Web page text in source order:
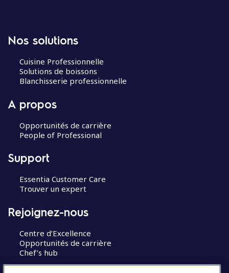
Nos solutions
Cuisine Professionnelle
Solutions de boissons
Blanchisserie professionnelle
A propos
Opportunités de carrière
People of Professional
Support
Essentia Customer Care
Trouver un expert
Rejoignez-nous
Centre d’Excellence
Opportunités de carrière
Chef’s hub